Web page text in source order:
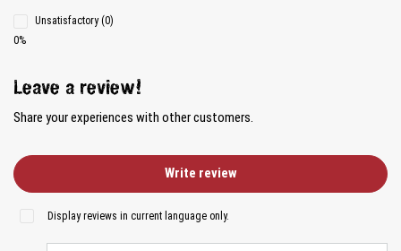
Unsatisfactory (0)
0%
Leave a review!
Share your experiences with other customers.
Write review
Display reviews in current language only.